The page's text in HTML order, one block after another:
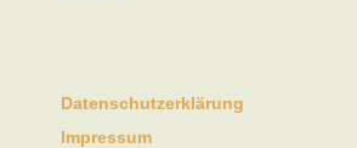
Datenschutzerklärung
Impressum